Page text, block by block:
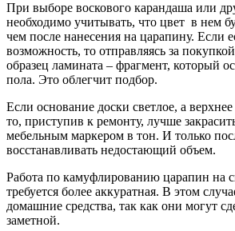
При выборе воскового карандаша или
необходимо учитывать, что цвет в нем
чем после нанесения на царапину. Если
возможность, то отправляясь за
образец ламината – фрагмент, который
пола. Это облегчит подбор.
Если основание доски светлое, а
то, приступив к ремонту, лучше
мебельным маркером в тон. И только
восстанавливать недостающий объем.
Работа по камуфлированию царапин на
требуется более аккуратная. В этом
домашние средства, так как они могут
заметной.